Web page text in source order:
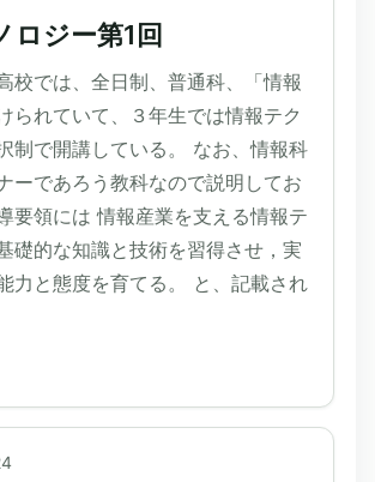
ロジー第1回
校では、全日制、普通科、「情報
られていて、３年生では情報テク
制で開講している。 なお、情報科
ーであろう教科なので説明してお
要領には 情報産業を支える情報テ
礎的な知識と技術を習得させ，実
力と態度を育てる。 と、記載され